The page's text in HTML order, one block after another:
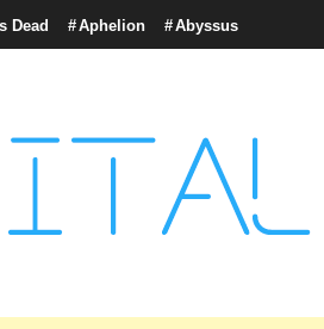
Dead Aphelion Abyssus
Digital